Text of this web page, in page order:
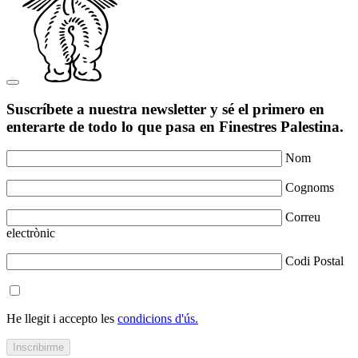
Suscríbete a nuestra newsletter y sé el primero en
enterarte de todo lo que pasa en Finestres Palestina.
Nom
Cognoms
Correu
electrònic
Codi Postal
He llegit i accepto les condicions d'ús.